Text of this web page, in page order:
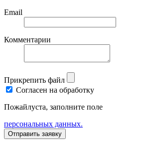
Email
Комментарии
Прикрепить файл
Согласен на обработку
Пожайлуста, заполните поле
персональных данных.